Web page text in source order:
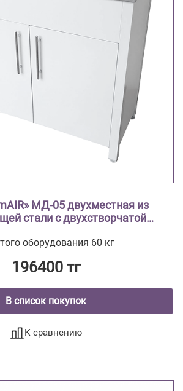
МД-05 двухместная из
стали с двухстворчатой
оборудования 60 кг
196400 тг
В список покупок
К сравнению